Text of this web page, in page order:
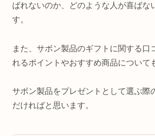
ばれないのか、どのような人が喜ばな
す。
また、サボン製品のギフトに関する口
れるポイントやおすすめ商品について
サボン製品をプレゼントとして選ぶ際
だければと思います。